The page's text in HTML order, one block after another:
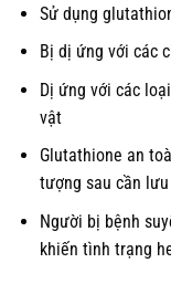
Sử dụng
Bị dị ứng với các
Dị ứng với các
vật
Glutathione an
tượng sau cần lưu
Người bị bệnh
khiến tình trạng